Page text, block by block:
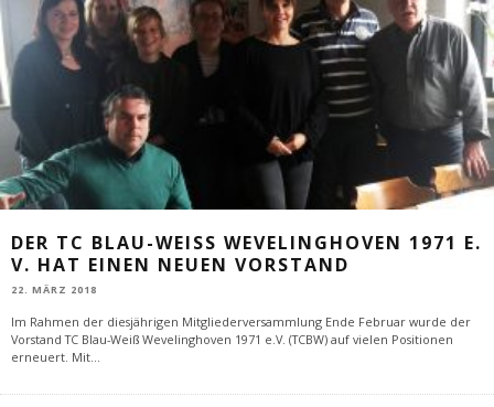
DER TC BLAU-WEISS WEVELINGHOVEN 1971 E. V
. HAT EINEN NEUEN VORSTAND
22. MÄRZ 2018
Im Rahmen der diesjährigen Mitgliederversammlung Ende Februar wurde der
Vorstand TC Blau-Weiß Wevelinghoven 1971 e.V. (TCBW) auf vielen Positionen
erneuert. Mit...